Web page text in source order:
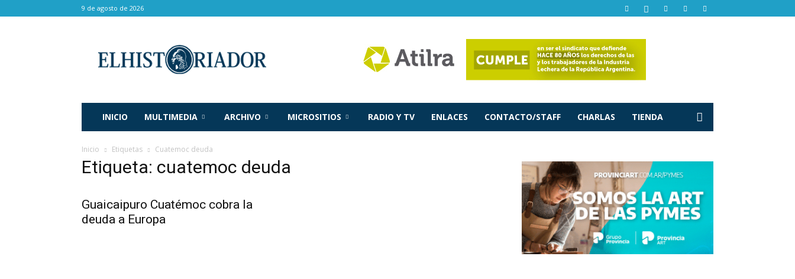
9 de agosto de 2026
Historiador
INICIO MULTIMEDIA ARCHIVO MICROSITIOS RADIO Y TV ENLACES CONTACTO/STAFF CHARLAS TIENDA
Inicio Etiquetas Cuatemoc deuda
Etiqueta: cuatemoc deuda
Guaicaipuro Cuatémoc cobra la
deuda a Europa